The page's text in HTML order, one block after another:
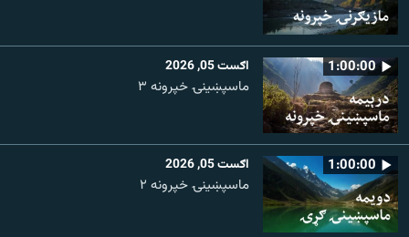
1:00:00 اګست 05, 2026
ماسپښینۍ خپرونه ۳
1:00:00 اګست 05, 2026
ماسپښينۍ خپرونه ۲